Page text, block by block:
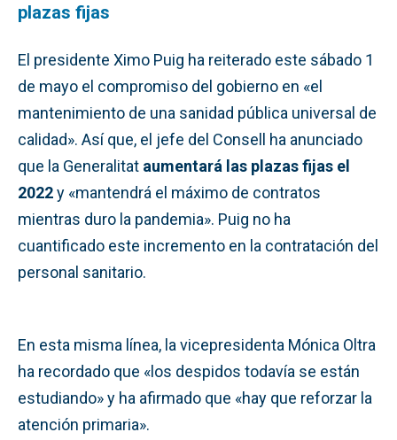
plazas fijas
El presidente Ximo Puig ha reiterado este sábado 1
de mayo el compromiso del gobierno en «el
mantenimiento de una sanidad pública universal de
calidad». Así que, el jefe del Consell ha anunciado
que la Generalitat aumentará las plazas fijas el
2022y «mantendrá el máximo de contratos
mientras duro la pandemia». Puig no ha
cuantificado este incremento en la contratación del
personal sanitario.
En esta misma línea, la vicepresidenta Mónica Oltra
ha recordado que «los despidos todavía se están
estudiando» y ha afirmado que «hay que reforzar la
atención primaria».